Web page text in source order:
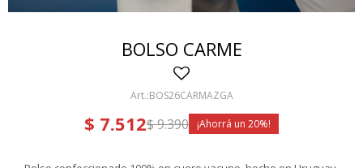
BOLSO CARME
BOS26CARMAZGA
$ 7.512$9.390 20